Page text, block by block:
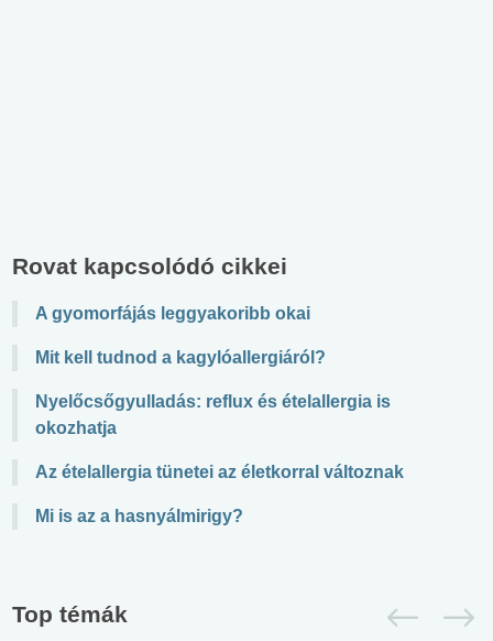
Rovat kapcsolódó cikkei
A gyomorfájás leggyakoribb okai
Mit kell tudnod a kagylóallergiáról?
Nyelőcsőgyulladás: reflux és ételallergia is
okozhatja
Az ételallergia tünetei az életkorral változnak
Mi is az a hasnyálmirigy?
Top témák